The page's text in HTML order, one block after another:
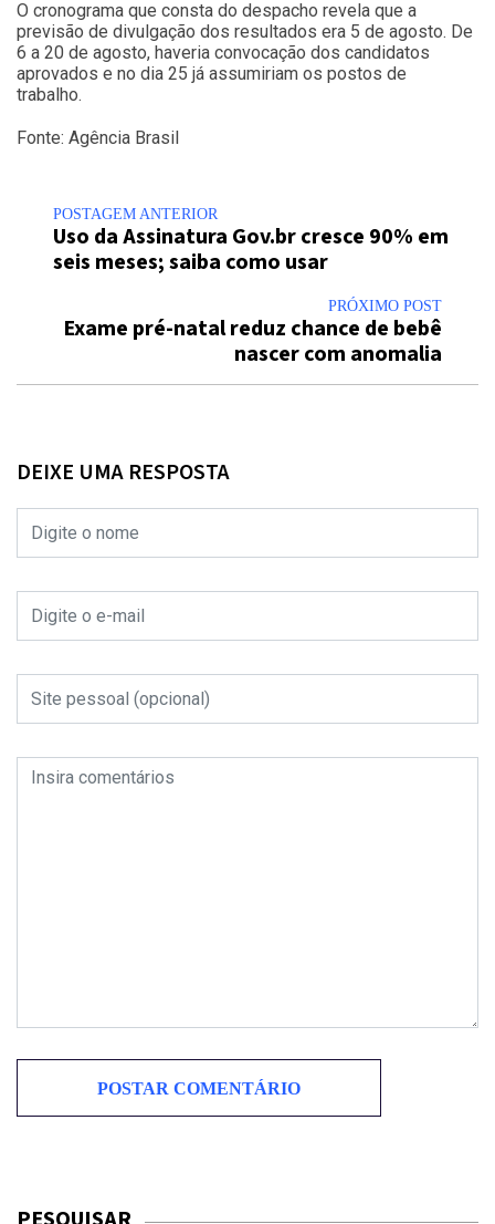
O cronograma que consta do despacho revela que a
previsão de divulgação dos resultados era 5 de agosto. De
6 a 20 de agosto, haveria convocação dos candidatos
aprovados e no dia 25 já assumiriam os postos de
trabalho.
Fonte: Agência Brasil
POSTAGEM ANTERIOR
Uso da Assinatura Gov.br cresce 90% em
seis meses; saiba como usar
PRÓXIMO POST
Exame pré-natal reduz chance de bebê
nascer com anomalia
DEIXE UMA RESPOSTA